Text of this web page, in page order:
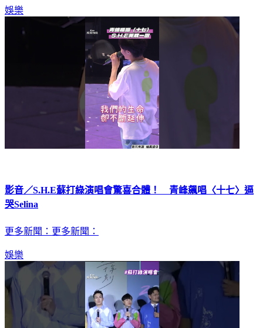
娛樂
影音／S.H.E蘇打綠演唱會驚喜合體！ 青峰飆唱〈十七〉逼
哭Selina
更多新聞：更多新聞：
娛樂